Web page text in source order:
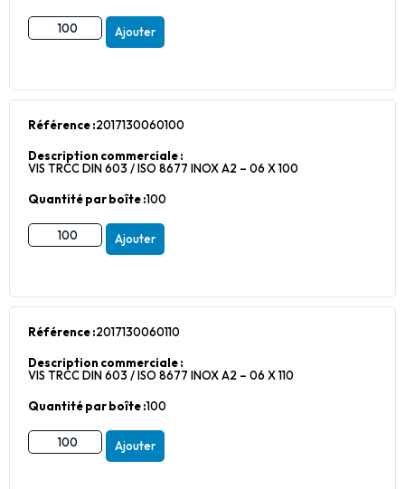
Ajouter
Référence :2017130060100
Description commerciale :
VIS TRCC DIN 603 / ISO 8677 INOX A2 – 06 X 100
Quantité par boîte :100
Ajouter
Référence :2017130060110
Description commerciale :
VIS TRCC DIN 603 / ISO 8677 INOX A2 – 06 X 110
Quantité par boîte :100
Ajouter